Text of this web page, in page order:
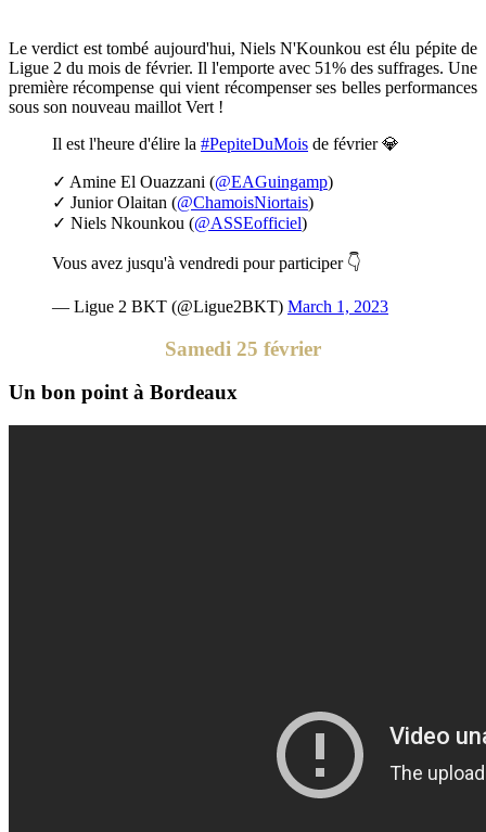
Le verdict est tombé aujourd'hui, Niels N'Kounkou est élu pépite de
Ligue 2 du mois de février. Il l'emporte avec 51% des suffrages. Une
première récompense qui vient récompenser ses belles performances
sous son nouveau maillot Vert !
Il est l'heure d'élire la #PepiteDuMois de février 💎
✓ Amine El Ouazzani (@EAGuingamp)
✓ Junior Olaitan (@ChamoisNiortais)
✓ Niels Nkounkou (@ASSEofficiel)
Vous avez jusqu'à vendredi pour participer 👇
— Ligue 2 BKT (@Ligue2BKT) March 1, 2023
Samedi 25 février
Un bon point à Bordeaux